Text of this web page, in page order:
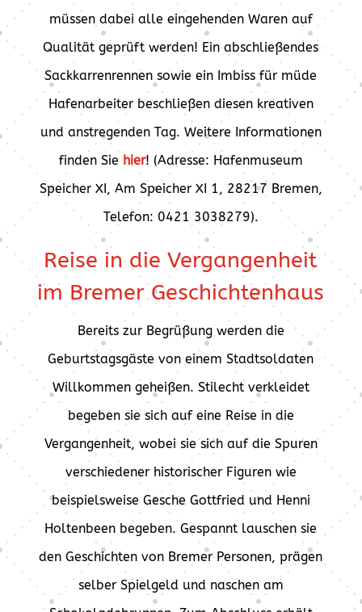
müssen dabei alle eingehenden Waren auf
Qualität geprüft werden! Ein abschließendes
Sackkarrenrennen sowie ein Imbiss für müde
Hafenarbeiter beschließen diesen kreativen
und anstregenden Tag. Weitere Informationen
finden Sie hier! (Adresse: Hafenmuseum
Speicher XI, Am Speicher XI 1, 28217 Bremen,
Telefon: 0421 3038279).
Reise in die Vergangenheit
im Bremer Geschichtenhaus
Bereits zur Begrüßung werden die
Geburtstagsgäste von einem Stadtsoldaten
Willkommen geheißen. Stilecht verkleidet
begeben sie sich auf eine Reise in die
Vergangenheit, wobei sie sich auf die Spuren
verschiedener historischer Figuren wie
beispielsweise Gesche Gottfried und Henni
Holtenbeen begeben. Gespannt lauschen sie
den Geschichten von Bremer Personen, prägen
selber Spielgeld und naschen am